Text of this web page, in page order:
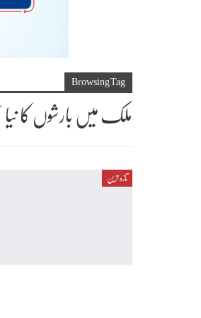
Browsing Tag
ملک میں بارشوں کا
تازہ ترین